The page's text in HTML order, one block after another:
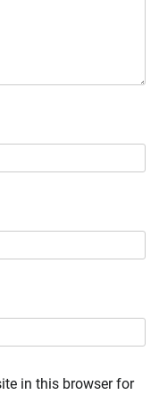
in this browser for